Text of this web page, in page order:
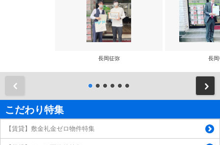
長岡征弥 長岡
こだわり特集
【賃貸】敷金礼金ゼロ物件特集